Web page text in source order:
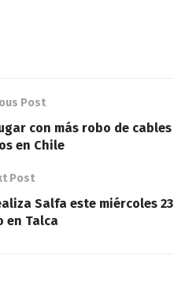
Post
con más robo de cables
en Chile
Post
Salfa este miércoles 23
en Talca